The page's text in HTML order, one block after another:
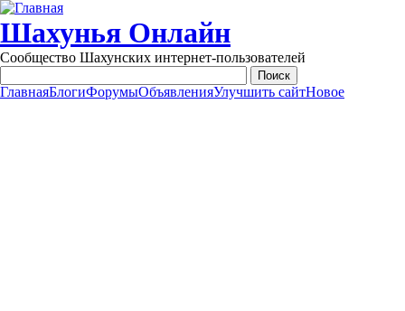
Перейти к основному содержанию
Шахунья Онлайн
Сообщество Шахунских интернет-пользователей
Main menu
ГлавнаяБлогиФорумыОбъявленияУлучшить сайтНовое